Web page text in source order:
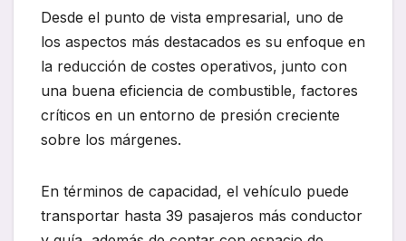
Desde el punto de vista empresarial, uno de
los aspectos más destacados es su enfoque en
la reducción de costes operativos, junto con
una buena eficiencia de combustible, factores
críticos en un entorno de presión creciente
sobre los márgenes.
En términos de capacidad, el vehículo puede
transportar hasta 39 pasajeros más conductor